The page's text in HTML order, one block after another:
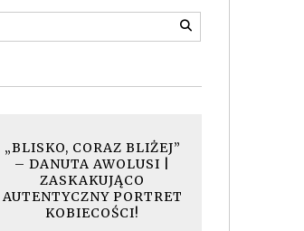
„BLISKO, CORAZ BLIŻEJ”
– DANUTA AWOLUSI |
ZASKAKUJĄCO
AUTENTYCZNY PORTRET
KOBIECOŚCI!